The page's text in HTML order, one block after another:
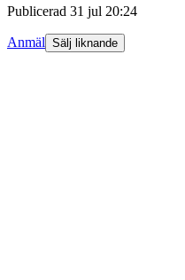
Publicerad 31 jul 20:24
Anmäl Sälj liknande